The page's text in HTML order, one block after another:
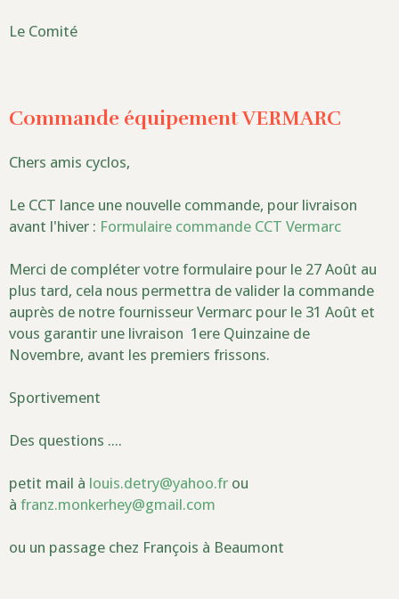
Le Comité
Commande équipement VERMARC
Chers amis cyclos,
Le CCT lance une nouvelle commande, pour livraison
avant l'hiver : Formulaire commande CCT Vermarc
Merci de compléter votre formulaire pour le 27 Août au
plus tard, cela nous permettra de valider la commande
auprès de notre fournisseur Vermarc pour le 31 Août et
vous garantir une livraison 1ere Quinzaine de
Novembre, avant les premiers frissons.
Sportivement
Des questions ....
petit mail à louis.detry@yahoo.fr ou
à franz.monkerhey@gmail.com
ou un passage chez François à Beaumont